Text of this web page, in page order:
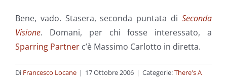
Bene, vado. Stasera, seconda puntata di Seconda
Visione. Domani, per chi fosse interessato, a
Sparring Partner c’è Massimo Carlotto in diretta.
Di Francesco Locane | 17 Ottobre 2006 | Categorie:There's A